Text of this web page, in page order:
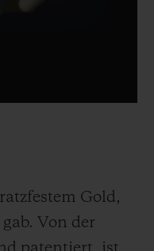
Gold,
Von der